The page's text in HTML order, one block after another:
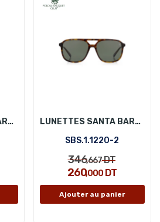
LUNETTES SANTA BARBARA POLO SBS.1.1220-3
LUNETTES SANTA BARBARA POLO SBS.1.1220-2
SBS.1.1220-2
346,667DT
260,000 DT
Ajouter au panier